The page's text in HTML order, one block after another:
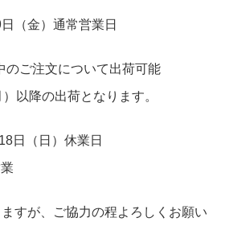
（金）通常営業日
のご注文について出荷可能
）以降の出荷となります。
日（日）休業日
すが、ご協力の程よろしくお願い